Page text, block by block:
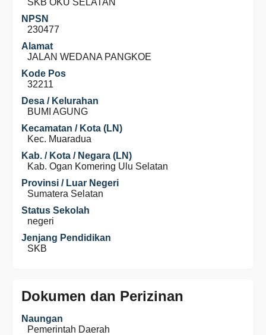
SKB OKU SELATAN
NPSN
230477
Alamat
JALAN WEDANA PANGKOE
Kode Pos
32211
Desa / Kelurahan
BUMI AGUNG
Kecamatan / Kota (LN)
Kec. Muaradua
Kab. / Kota / Negara (LN)
Kab. Ogan Komering Ulu Selatan
Provinsi / Luar Negeri
Sumatera Selatan
Status Sekolah
negeri
Jenjang Pendidikan
SKB
Dokumen dan Perizinan
Naungan
Pemerintah Daerah